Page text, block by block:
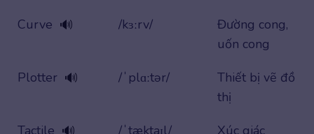
Curve 🔊 /kɜːrv/
Đường cong,
uốn cong
Plotter 🔊 /ˈplɑːtər/
Thiết bị vẽ đồ
thị
Tactile
/ˈtæktaɪl/
Xúc giác